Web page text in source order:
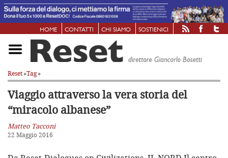
HOME CONTATTI CHI SIAMO SOSTIENICI
Reset»Tag»
Viaggio attraverso la vera storia del
“miracolo albanese”
Matteo Tacconi
22 Maggio 2016